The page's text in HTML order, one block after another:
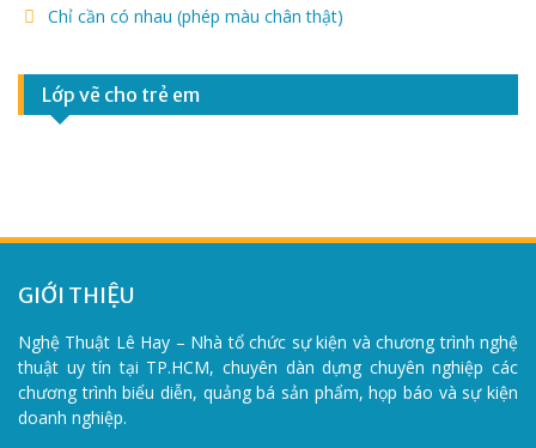
Chỉ cần có nhau (phép màu chân thật)
Lớp vẽ cho trẻ em
GIỚI THIỆU
Nghệ Thuật Lê Hay – Nhà tổ chức sự kiện và chương trình nghệ
thuật uy tín tại TP.HCM, chuyên dàn dựng chuyên nghiệp các
chương trình biểu diễn, quảng bá sản phẩm, họp báo và sự kiện
doanh nghiệp.